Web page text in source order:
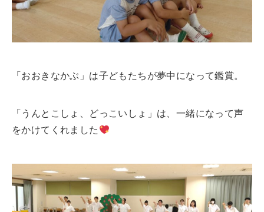
「おおきなかぶ」は子どもたちが夢中になって鑑賞。
「うんとこしょ、どっこいしょ」は、一緒になって声
をかけてくれました